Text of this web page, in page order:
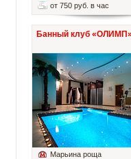
от 750 руб. в час
Банный клуб
Марьина роща